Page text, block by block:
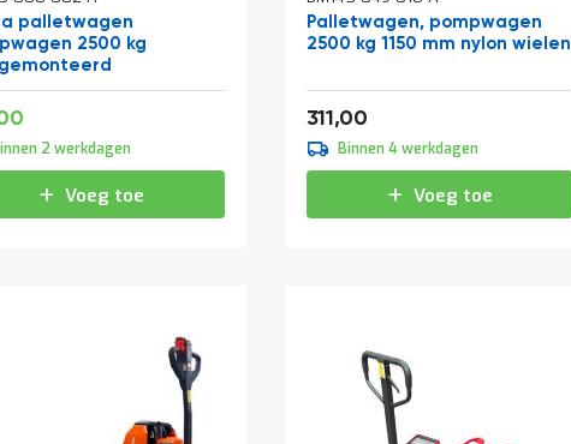
palletwagen
2500 kg
2 werkdagen
Voeg toe
Palletwagen, pompwagen
2500 kg 1150 mm nylon wielen
311,00
Binnen 4 werkdagen
Voeg toe